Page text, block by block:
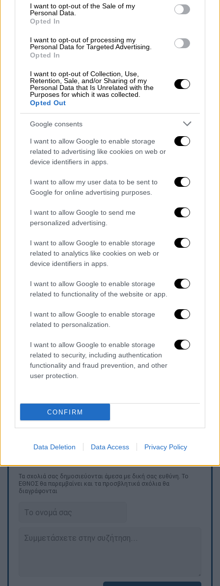
consent section.
I want to opt-out of the Sale of my
Personal Data.
Opted In
I want to opt-out of processing my
Personal Data for Targeted Advertising.
Opted In
I want to opt-out of Collection, Use,
Retention, Sale, and/or Sharing of my
Personal Data that Is Unrelated with the
Purposes for which it was collected.
Opted Out
Google consents
I want to allow Google to enable storage
related to advertising like cookies on web or
device identifiers in apps.
I want to allow my user data to be sent to
Google for online advertising purposes.
I want to allow Google to send me
personalized advertising.
I want to allow Google to enable storage
related to analytics like cookies on web or
device identifiers in apps.
I want to allow Google to enable storage
related to functionality of the website or app.
I want to allow Google to enable storage
related to personalization.
I want to allow Google to enable storage
related to security, including authentication
functionality and fraud prevention, and other
user protection.
CONFIRM
Data Deletion Data Access Privacy Policy
Ο περιφερειακός κυβερνήτης
Κοζίτσκιδήλωσε μέσω Telegram ότι η
Φάριον κατέληξε αφού μεταφέρθηκε στο
Ο υπουργός Εσωτερικών Ιχόρ Κλιμένκο, με
ανάρτησή του στο Telegram, δήλωσε ότι
ερευνητέςθεωρούν προς το παρόν ότι η
επίθεση συνδέεται είτε με την
πολιτική
δραστηριότητατης Φάριον είτε με
προσωπικά κίνητρα του δράστη. Η
αστυνομίακαι η υπηρεσία ασφαλείας της
Ουκρανίας SBU εργάζονται από κοινού για να
εντοπίσουν τον δράστη, σύμφωνα με τον
Καταδίκασε ο Ζελένσκι
Ο πρόεδροςΒολοντίμιρ Ζελένσκι
είπε ότι
ενημερώνεται τακτικά για τις έρευνες για τη
μορφή βίας.
Η Φάριον, που ήταν γλωσσολόγος, εντάχθηκε
στο εθνικιστικόκόμμα Svoboda
(«Ελευθερία») το 2005 και εξελέγη στο
κοινοβούλιο για πρώτη και τελευταία φορά
το 2012. Υπήρξε επίσης μέλος του
περιφερειακού συμβουλίου του Λβιβ. Έγινε
γνωστή από τις εκστρατείες της για την
εξευτελιστικά σχόλιά της για τους
αξιωματούχους του δημόσιου τομέα που
Τα σχολιά σας δημοσιεύονται άμεσα με δική σας ευθύνη. Το
ΕΘΝΟΣ θα παρεμβαίνει και τα προσβλητικά σχόλια θα
διαγράφονται